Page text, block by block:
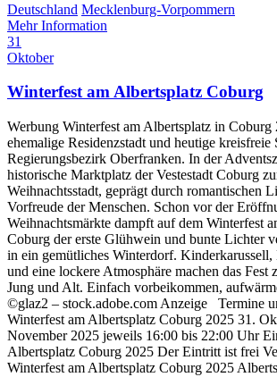
Deutschland Mecklenburg-Vorpommern
Mehr Information
31
Oktober
Winterfest am Albertsplatz Coburg
Werbung Winterfest am Albertsplatz in Coburg
ehemalige Residenzstadt und heutige kreisfreie
Regierungsbezirk Oberfranken. In der
historische Marktplatz der Vestestadt Coburg
Weihnachtsstadt, geprägt durch romantischen
Vorfreude der Menschen. Schon vor der
Weihnachtsmärkte dampft auf dem Winterfest
Coburg der erste Glühwein und bunte Lichter
in ein gemütliches Winterdorf.
und eine lockere Atmosphäre machen das
Jung und Alt. Einfach vorbeikommen,
©glaz2 – stock.adobe.com Anzeige Termine
Winterfest am Albertsplatz Coburg 2025 31.
November 2025 jeweils 16:00 bis 22:00 Uhr
Albertsplatz Coburg 2025 Der Eintritt ist frei
Winterfest am Albertsplatz Coburg 2025